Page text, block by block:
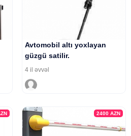
Avtomobil altı yoxlayan
güzgü satilir.
4 il əvvəl
2400 AZN